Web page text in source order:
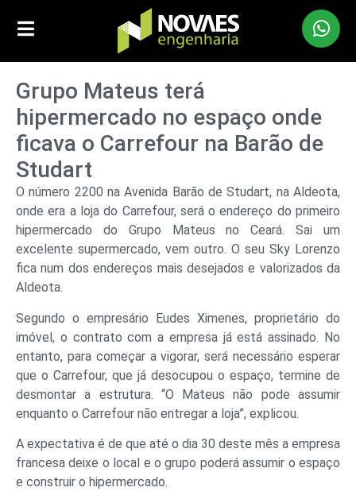
Grupo Mateus terá
hipermercado no espaço onde
ficava o Carrefour na Barão de
Studart
O número 2200 na Avenida Barão de Studart, na Aldeota,
onde era a loja do Carrefour, será o endereço do primeiro
hipermercado do Grupo Mateus no Ceará. Sai um
excelente supermercado, vem outro. O seu Sky Lorenzo
fica num dos endereços mais desejados e valorizados da
Aldeota.
Segundo o empresário Eudes Ximenes, proprietário do
imóvel, o contrato com a empresa já está assinado. No
entanto, para começar a vigorar, será necessário esperar
que o Carrefour, que já desocupou o espaço, termine de
desmontar a estrutura. “O Mateus não pode assumir
enquanto o Carrefour não entregar a loja”, explicou.
A expectativa é de que até o dia 30 deste mês a empresa
francesa deixe o local e o grupo poderá assumir o espaço
e construir o hipermercado.